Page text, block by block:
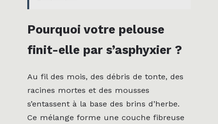
Pourquoi votre pelouse
finit-elle par s’asphyxier ?
Au fil des mois, des débris de tonte, des
racines mortes et des mousses
s’entassent à la base des brins d’herbe.
Ce mélange forme une couche fibreuse